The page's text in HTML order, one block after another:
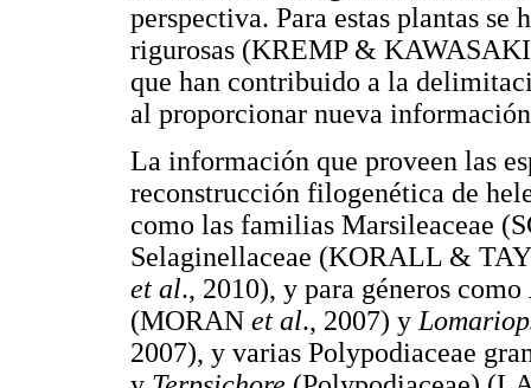
perspectiva. Para estas plantas se
rigurosas (KREMP &
que han contribuido a la
al proporcionar nueva
La información que proveen las
reconstrucción filogenética de
como las familias Marsileaceae
Selaginellaceae (KORALL &
et al., 2010), y para géneros como
(MORAN et al., 2007) y
2007), y varias Polypodiaceae